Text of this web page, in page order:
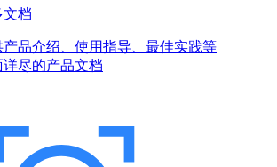
文档
产品介绍、使用指导、最佳实践等
详尽的产品文档